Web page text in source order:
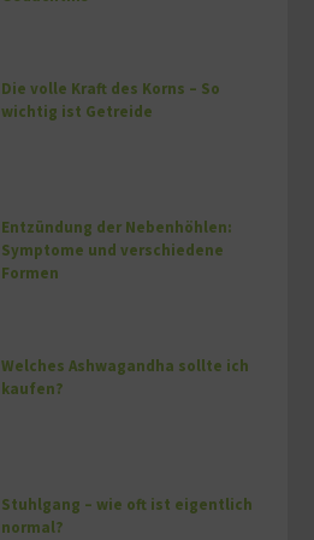
Die volle Kraft des Korns – So
wichtig ist Getreide
Entzündung der Nebenhöhlen:
Symptome und verschiedene
Formen
Welches Ashwagandha sollte ich
kaufen?
Stuhlgang – wie oft ist eigentlich
normal?